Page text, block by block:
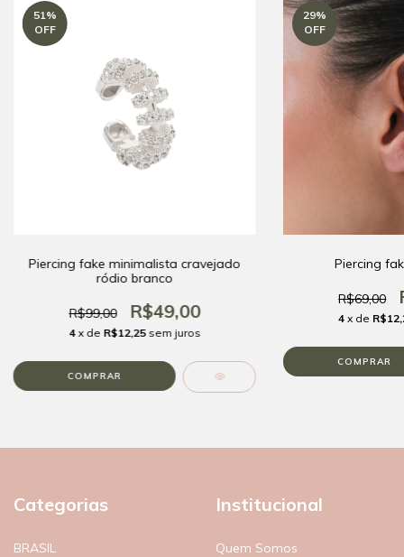
51%
OFF
Piercing fake minimalista cravejado
ródio branco
R$99,00 R$49,00
4 x de R$12,25 sem juros
29%
OFF
Piercing
R$69,00
4 x de
Categorias
BRASIL
Institucional
Quem Somos